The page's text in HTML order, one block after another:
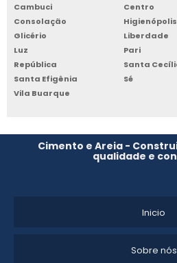
ONDE COMPRAR PAREDE DE CIMENTO
REVESTIMENTO TIPO CIMENTO
PAREDE DE CIMENTO PRÉ MOLDADO
PAREDE DE CONCRETO MOLDADA IN
Cambuci
Centro
Consolação
Higienópolis
Glicério
Liberdade
Luz
Pari
República
Santa
Santa Efigênia
Sé
Vila Buarque
Cimento e Areia -
qualidade e
Inicio
Sobre nós